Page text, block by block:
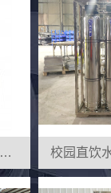
海水淡化设备厂家直销_专业海水淡化处理